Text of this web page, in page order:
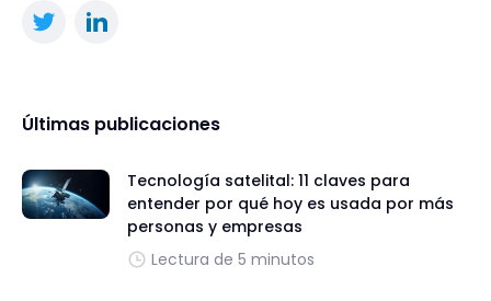
Últimas publicaciones
Tecnología satelital: 11 claves para
entender por qué hoy es usada por más
personas y empresas
Lectura de 5 minutos